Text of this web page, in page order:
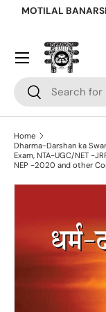
MOTILAL
Search
Search
Home
Dharma-Darshan ka
Exam, NTA-UGC/NET -
NEP -2020 and other